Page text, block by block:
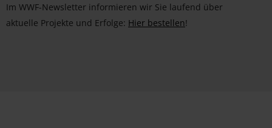
Im WWF-Newsletter informieren wir Sie laufend über
aktuelle Projekte und Erfolge: Hier bestellen!